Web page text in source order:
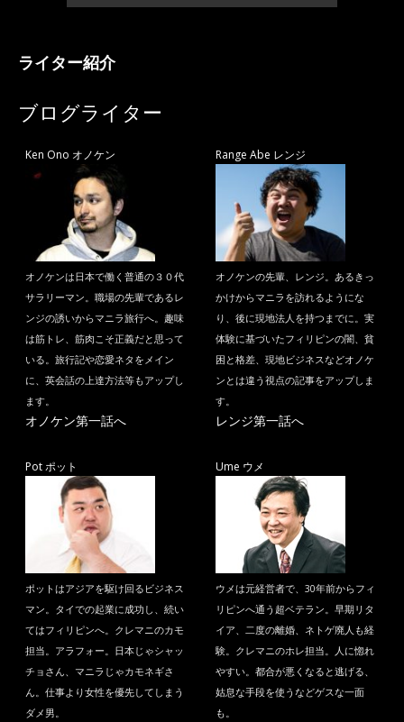
ライター紹介
ブログライター
Ken Ono オノケン
オノケンは日本で働く普通の３０代
サラリーマン。職場の先輩であるレ
ンジの誘いからマニラ旅行へ。趣味
は筋トレ、筋肉こそ正義だと思って
いる。旅行記や恋愛ネタをメイン
に、英会話の上達方法等もアップし
ます。
オノケン第一話へ
Range Abe レンジ
オノケンの先輩、レンジ。あるきっ
かけからマニラを訪れるようにな
り、後に現地法人を持つまでに。実
体験に基づいたフィリピンの闇、貧
困と格差、現地ビジネスなどオノケ
ンとは違う視点の記事をアップしま
す。
レンジ第一話へ
Pot ポット
ポットはアジアを駆け回るビジネス
マン。タイでの起業に成功し、続い
てはフィリピンへ。クレマニのカモ
担当。アラフォー。日本じゃシャッ
チョさん、マニラじゃカモネギさ
ん。仕事より女性を優先してしまう
ダメ男。
Ume ウメ
ウメは元経営者で、30年前からフィ
リピンへ通う超ベテラン。早期リタ
イア、二度の離婚、ネトゲ廃人も経
験。クレマニのホレ担当。人に惚れ
やすい。都合が悪くなると逃げる、
姑息な手段を使うなどゲスな一面
も。